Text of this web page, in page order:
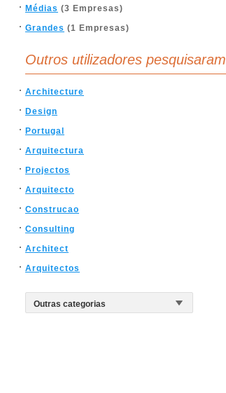
Médias (3 Empresas)
Grandes (1 Empresas)
Outros utilizadores pesquisaram
Architecture
Design
Portugal
Arquitectura
Projectos
Arquitecto
Construcao
Consulting
Architect
Arquitectos